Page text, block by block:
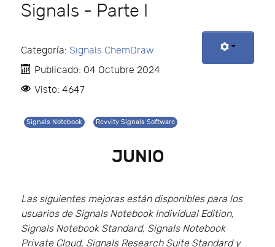
Signals - Parte I
Categoría: Signals ChemDraw
Publicado: 04 Octubre 2024
Visto: 4647
Signals Notebook Revvity Signals Software
JUNIO
Las siguientes mejoras están disponibles para los
usuarios de Signals Notebook Individual Edition,
Signals Notebook Standard, Signals Notebook
Private Cloud, Signals Research Suite Standard y